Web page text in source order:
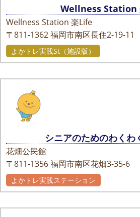
Wellness Station
Wellness Station 楽Life
〒811-1362福岡市南区長住2-19-11
よかトレ実践St（施設版）
シニアのためのわくわ
花畑公民館
〒811-1356福岡市南区花畑3-35-6
よかトレ実践ステーション